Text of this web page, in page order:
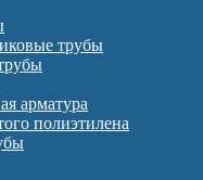
трубы
арматура
полиэтилена